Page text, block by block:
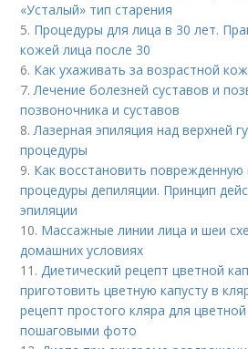
«Усталый» тип старения
5. Процедуры для лица в 30 лет.
кожей лица после 30
6. Как ухаживать за возрастной
7.Лечение болезней суставов и
позвоночника и суставов
8.Лазерная эпиляция над верхней
процедуры
9. Как восстановить поврежденную
процедуры депиляции. Принцип
эпиляции
10. Массажные линии лица и шеи
домашних условиях
11.Диетический рецепт цветной
приготовить цветную капусту в
рецепт простого кляра для
пошаговыми фото